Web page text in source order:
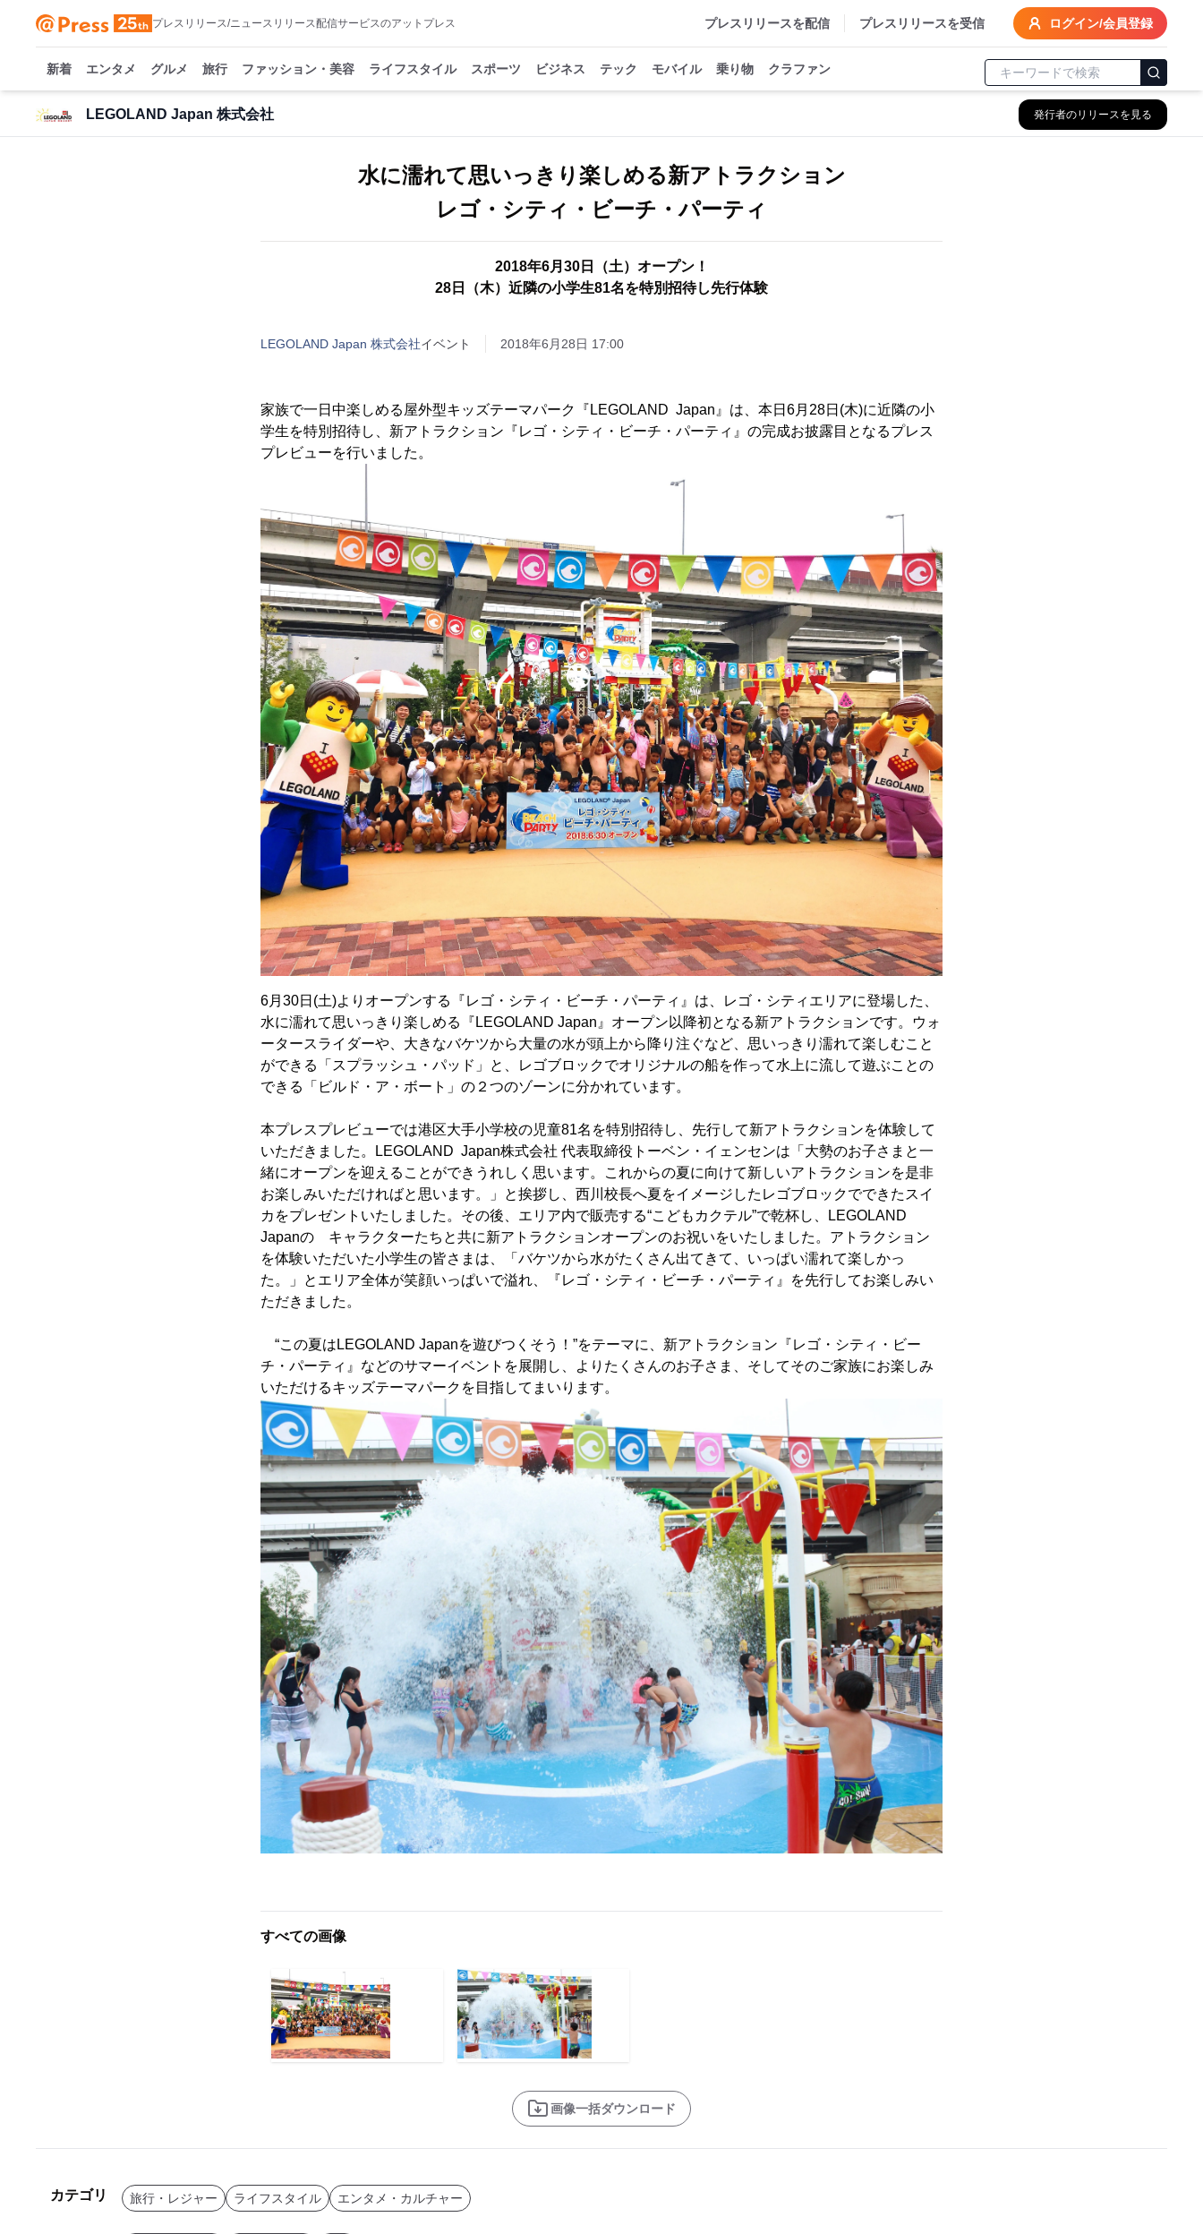
プレスリリース/ニュースリリース配信サービスのアットプレス プレスリリースを配信 プレスリリースを受信 ログイン/会員登録
新着 エンタメ グルメ 旅行 ファッション・美容 ライフスタイル スポーツ ビジネス テック モバイル 乗り物 クラファン
LEGOLAND Japan 株式会社 発行者のリリースを見る
水に濡れて思いっきり楽しめる新アトラクション
2018年6月30日（土）オープン！
28日（木）近隣の小学生81名を特別招待し先行体験
LEGOLAND Japan 株式会社イベント 2018年6月28日 17:00
家族で一日中楽しめる屋外型キッズテーマパーク『LEGOLAND Japan』は、本日6月28日(木)に近隣の小
学生を特別招待し、新アトラクション『レゴ・シティ・ビーチ・パーティ』の完成お披露目となるプレス
プレビューを行いました。
6月30日(土)よりオープンする『レゴ・シティ・ビーチ・パーティ』は、レゴ・シティエリアに登場した、
水に濡れて思いっきり楽しめる『LEGOLAND Japan』オープン以降初となる新アトラクションです。ウォ
ータースライダーや、大きなバケツから大量の水が頭上から降り注ぐなど、思いっきり濡れて楽しむこと
ができる「スプラッシュ・パッド」と、レゴブロックでオリジナルの船を作って水上に流して遊ぶことの
できる「ビルド・ア・ボート」の２つのゾーンに分かれています。
本プレスプレビューでは港区大手小学校の児童81名を特別招待し、先行して新アトラクションを体験して
いただきました。LEGOLAND Japan株式会社 代表取締役トーベン・イェンセンは「大勢のお子さまと一
緒にオープンを迎えることができうれしく思います。これからの夏に向けて新しいアトラクションを是非
お楽しみいただければと思います。」と挨拶し、西川校長へ夏をイメージしたレゴブロックでできたスイ
カをプレゼントいたしました。その後、エリア内で販売する“こどもカクテル”で乾杯し、LEGOLAND
Japanの キャラクターたちと共に新アトラクションオープンのお祝いをいたしました。アトラクション
を体験いただいた小学生の皆さまは、「バケツから水がたくさん出てきて、いっぱい濡れて楽しかっ
た。」とエリア全体が笑顔いっぱいで溢れ、『レゴ・シティ・ビーチ・パーティ』を先行してお楽しみい
ただきました。
“この夏はLEGOLAND Japanを遊びつくそう！”をテーマに、新アトラクション『レゴ・シティ・ビー
チ・パーティ』などのサマーイベントを展開し、よりたくさんのお子さま、そしてそのご家族にお楽しみ
いただけるキッズテーマパークを目指してまいります。
すべての画像
画像一括ダウンロード
カテゴリ 旅行・レジャー ライフスタイル エンタメ・カルチャー